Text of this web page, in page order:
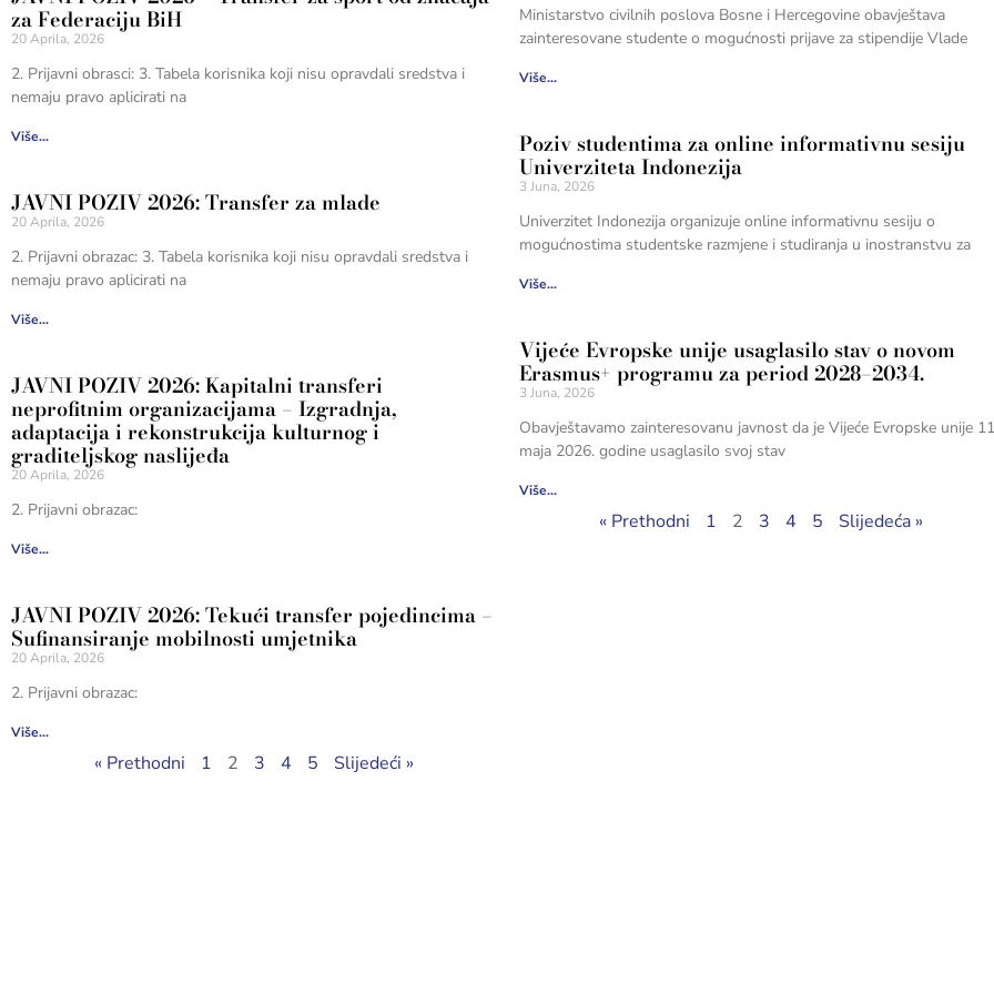
za Federaciju BiH
20 Aprila, 2026
2. Prijavni obrasci: 3. Tabela korisnika koji nisu opravdali sredstva i
nemaju pravo aplicirati na
Više...
JAVNI POZIV 2026: Transfer za mlade
20 Aprila, 2026
2. Prijavni obrazac: 3. Tabela korisnika koji nisu opravdali sredstva i
nemaju pravo aplicirati na
Više...
JAVNI POZIV 2026: Kapitalni transferi
neprofitnim organizacijama – Izgradnja,
adaptacija i rekonstrukcija kulturnog i
graditeljskog naslijeđa
20 Aprila, 2026
2. Prijavni obrazac:
Više...
JAVNI POZIV 2026: Tekući transfer pojedincima –
Sufinansiranje mobilnosti umjetnika
20 Aprila, 2026
2. Prijavni obrazac:
Više...
« Prethodni 1 2 3 4 5 Slijedeći »
Ministarstvo civilnih poslova Bosne i Hercegovine obavještava
zainteresovane studente o mogućnosti prijave za stipendije Vlade
Više...
Poziv studentima za online informativnu sesiju
Univerziteta Indonezija
3 Juna, 2026
Univerzitet Indonezija organizuje online informativnu sesiju o
mogućnostima studentske razmjene i studiranja u inostranstvu za
Više...
Vijeće Evropske unije usaglasilo stav o novom
Erasmus+ programu za period 2028–2034.
3 Juna, 2026
Obavještavamo zainteresovanu javnost da je Vijeće Evropske unije
maja 2026. godine usaglasilo svoj stav
Više...
« Prethodni 1 2 3 4 5 Slijedeća »